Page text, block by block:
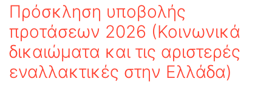
Πρόσκληση υποβολής
προτάσεων 2026 (Κοινωνικά
δικαιώματα και τις αριστερές
εναλλακτικές στην Ελλάδα)